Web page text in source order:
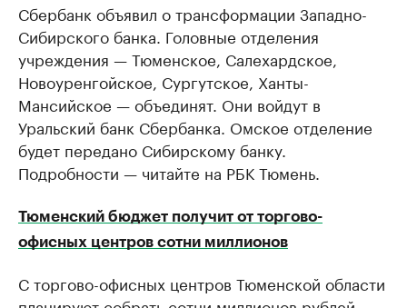
​Сбербанк объявил о трансформации Западно-
Сибирского банка. Головные отделения
учреждения — Тюменское, Салехардское,
Новоуренгойское, Сургутское, Ханты-
Мансийское — объединят. Они войдут в
Уральский банк Сбербанка. Омское отделение
будет передано Сибирскому банку.
Подробности — читайте на РБК Тюмень.
Тюменский бюджет получит от торгово-
офисных центров сотни миллионов
С торгово-офисных центров Тюменской области